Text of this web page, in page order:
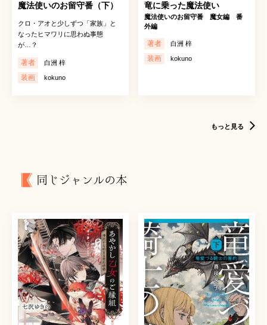
魔法使いのお留守番（下）
クロ・アオと少しずつ「家族」と
なったヒマワリに思わぬ事態
が…？
著者 白洲 梓
装画 kokuno
竜に乗った魔法使い
魔法使いのお留守番 魔女編 番
外編
著者 白洲 梓
装画 kokuno
もっと見る
同じジャンルの本